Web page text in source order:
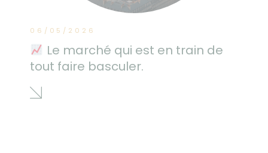
06/05/2026
Le marché qui est en train de
tout faire basculer.